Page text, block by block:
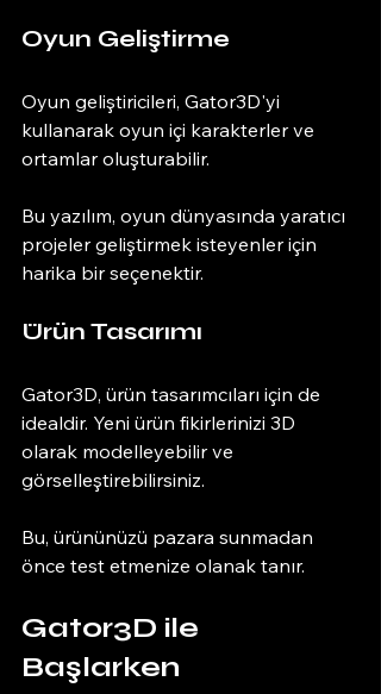
Oyun Geliştirme
Oyun geliştiricileri, Gator3D'yi
kullanarak oyun içi karakterler ve
ortamlar oluşturabilir.
Bu yazılım, oyun dünyasında yaratıcı
projeler geliştirmek isteyenler için
harika bir seçenektir.
Ürün Tasarımı
Gator3D, ürün tasarımcıları için de
idealdir. Yeni ürün fikirlerinizi 3D
olarak modelleyebilir ve
görselleştirebilirsiniz.
Bu, ürününüzü pazara sunmadan
önce test etmenize olanak tanır.
Gator3D ile
Başlarken